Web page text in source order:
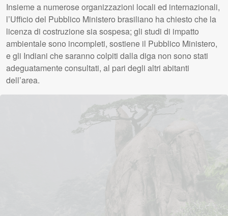
Insieme a numerose organizzazioni locali ed internazionali,
l’Ufficio del Pubblico Ministero brasiliano ha chiesto che la
licenza di costruzione sia sospesa; gli studi di impatto
ambientale sono incompleti, sostiene il Pubblico Ministero,
e gli Indiani che saranno colpiti dalla diga non sono stati
adeguatamente consultati, al pari degli altri abitanti
dell’area.